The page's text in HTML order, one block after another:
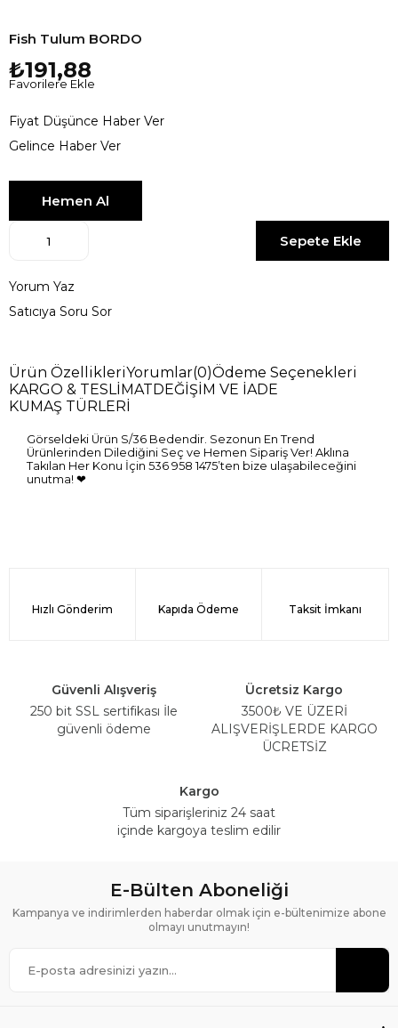
Fish Tulum BORDO
₺191,88
Favorilere Ekle
Fiyat Düşünce Haber Ver
Gelince Haber Ver
Yorum Yaz
Satıcıya Soru Sor
Ürün ÖzellikleriYorumlar(0)Ödeme Seçenekleri
KARGO & TESLİMAT DEĞİŞİM VE İADE
KUMAŞ TÜRLERİ
Görseldeki Ürün S/36 Bedendir. Sezonun En Trend
Ürünlerinden Dilediğini Seç ve Hemen Sipariş Ver! Aklına
Takılan Her Konu İçin 536 958 1475’ten bize ulaşabileceğini
unutma! ❤
Hızlı Gönderim Kapıda Ödeme Taksit İmkanı
Güvenli Alışveriş
250 bit SSL sertifikası İle
güvenli ödeme
Ücretsiz Kargo
3500₺ VE ÜZERİ
ALIŞVERİŞLERDE KARGO
ÜCRETSİZ
Kargo
Tüm siparişleriniz 24 saat
içinde kargoya teslim edilir
E-Bülten Aboneliği
Kampanya ve indirimlerden haberdar olmak için e-bültenimize abone
olmayı unutmayın!